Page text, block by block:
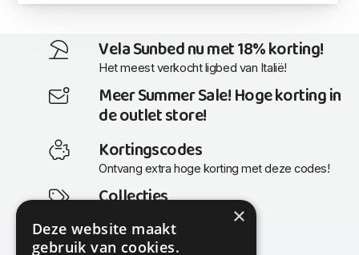
Vela Sunbed nu met 18% korting!
Het meest verkocht ligbed van Italië!
Meer Summer Sale! Hoge korting in
de outlet store!
Kortingscodes
Ontvang extra hoge korting met deze codes!
Collecties
Actuele en populaire collecties
×
Deze website maakt
gebruik van cookies.